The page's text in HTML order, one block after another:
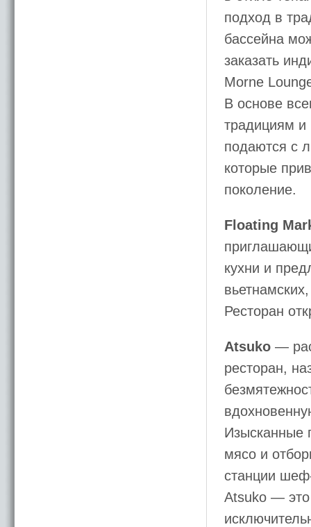
подход в
бассейна
заказать
Morne
В основе
традициям и
подаются с
которые
поколение.
Floating
кухни и
Ресторан
Atsuko —
ресторан,
Изысканные
мясо и
станции
Atsuko — это